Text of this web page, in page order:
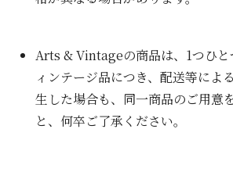
Arts & Vintageの商品は、1つひと
ィンテージ品につき、配送等によ
生した場合も、同一商品のご用意
と、何卒ご了承ください。